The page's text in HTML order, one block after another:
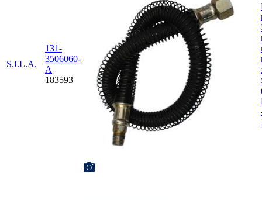
S.I.L.A.
131-
3506060-
А
183593